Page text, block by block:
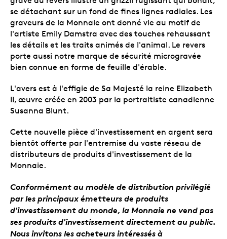
se détachant sur un fond de fines lignes radiales. Les
graveurs de la Monnaie ont donné vie au motif de
l'artiste Emily Damstra avec des touches rehaussant
les détails et les traits animés de l'animal. Le revers
porte aussi notre marque de sécurité microgravée
bien connue en forme de feuille d'érable.
L'avers est à l'effigie de Sa Majesté la reine Elizabeth
II, œuvre créée en 2003 par la portraitiste canadienne
Susanna Blunt.
Cette nouvelle pièce d'investissement en argent sera
bientôt offerte par l'entremise du vaste réseau de
distributeurs de produits d'investissement de la
Monnaie.
Conformément au modèle de distribution privilégié
par les principaux émetteurs de produits
d'investissement du monde, la Monnaie ne vend pas
ses produits d'investissement directement au public.
Nous invitons les acheteurs intéressés à